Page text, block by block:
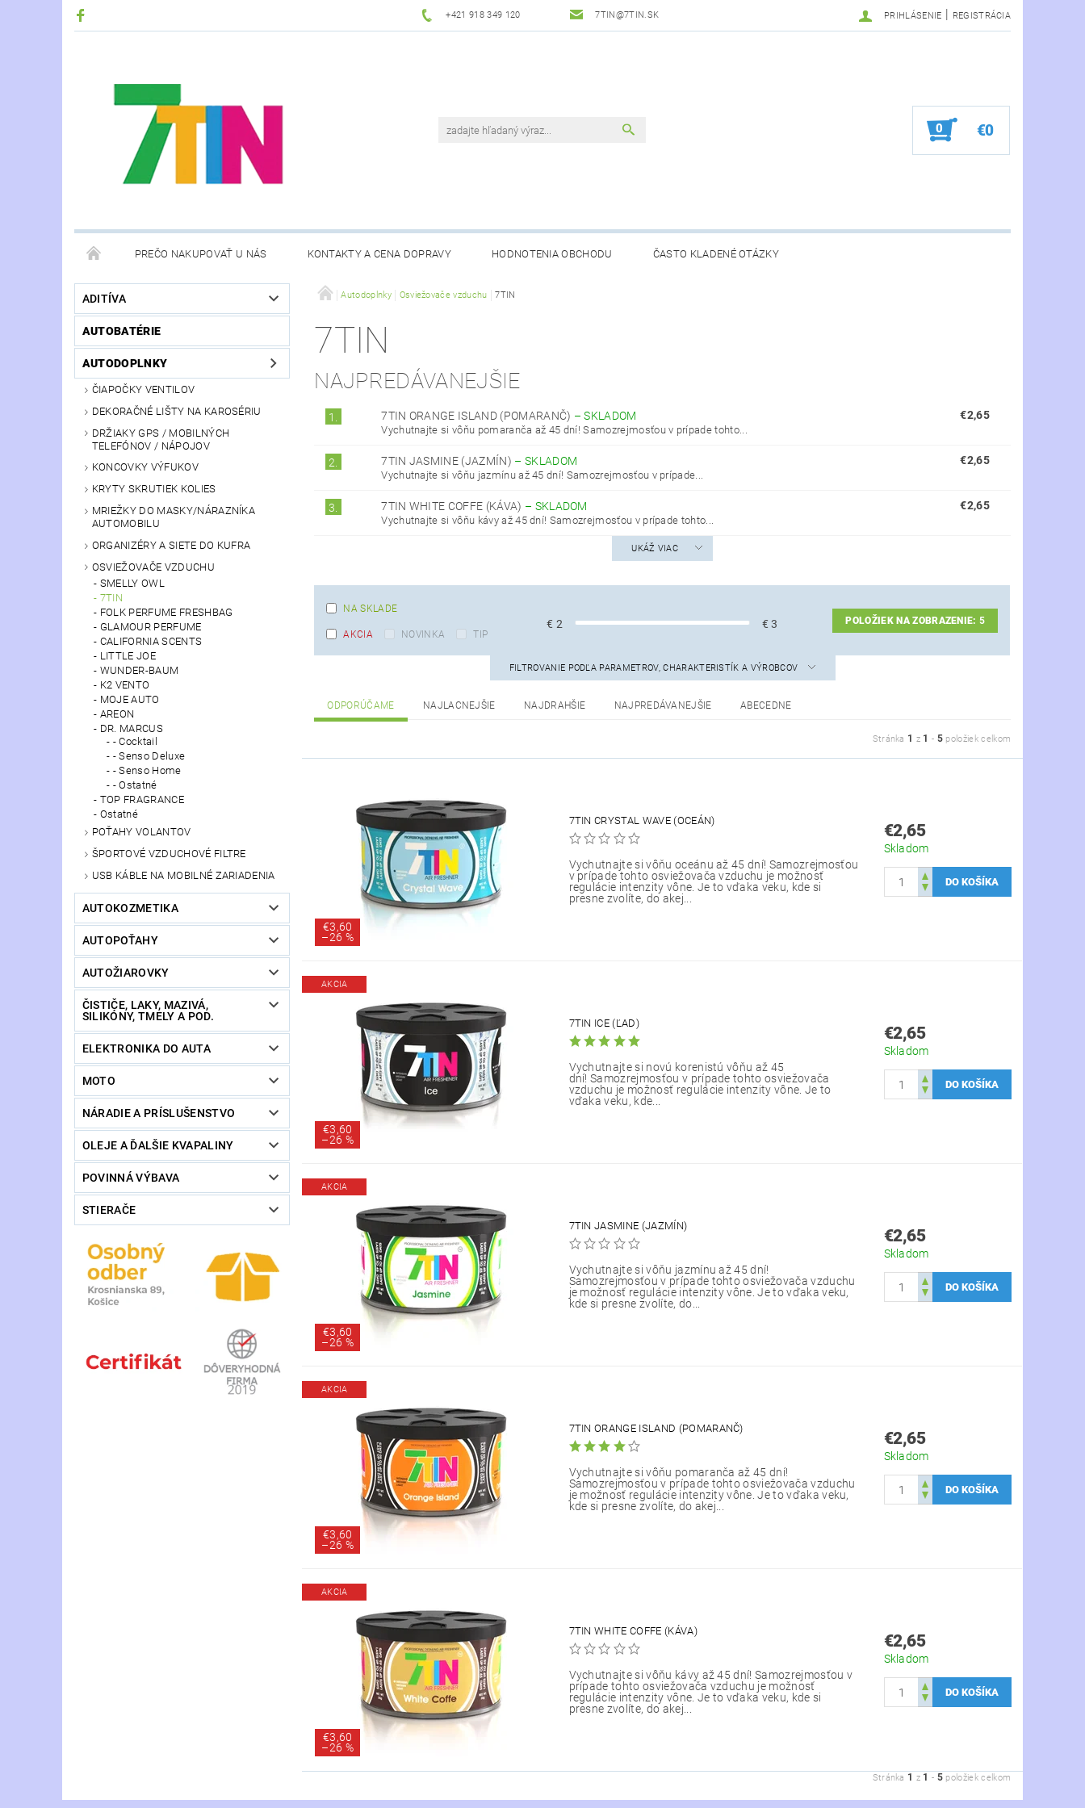
+421 918 349 120 7TIN@7TIN.SK PRIHLÁSENIE | REGISTRÁCIA
0 €0
PREČO NAKUPOVAŤ U NÁS KONTAKTY A CENA DOPRAVY HODNOTENIA OBCHODU ČASTO KLADENÉ OTÁZKY
ADITÍVA
AUTOBATÉRIE
AUTODOPLNKY
ČIAPOČKY VENTILOV
DEKORAČNÉ LIŠTY NA KAROSÉRIU
DRŽIAKY GPS / MOBILNÝCH
TELEFÓNOV / NÁPOJOV
KONCOVKY VÝFUKOV
KRYTY SKRUTIEK KOLIES
MRIEŽKY DO MASKY/NÁRAZNÍKA
AUTOMOBILU
ORGANIZÉRY A SIETE DO KUFRA
OSVIEŽOVAČE VZDUCHU
SMELLY OWL
7TIN
FOLK PERFUME FRESHBAG
GLAMOUR PERFUME
CALIFORNIA SCENTS
LITTLE JOE
WUNDER-BAUM
K2 VENTO
MOJE AUTO
AREON
DR. MARCUS
- Cocktail
- Senso Deluxe
- Senso Home
- Ostatné
TOP FRAGRANCE
Ostatné
POŤAHY VOLANTOV
ŠPORTOVÉ VZDUCHOVÉ FILTRE
USB KÁBLE NA MOBILNÉ ZARIADENIA
AUTOKOZMETIKA
AUTOPOŤAHY
AUTOŽIAROVKY
ČISTIČE, LAKY, MAZIVÁ,
SILIKÓNY, TMELY A POD.
ELEKTRONIKA DO AUTA
MOTO
NÁRADIE A PRÍSLUŠENSTVO
OLEJE A ĎALŠIE KVAPALINY
POVINNÁ VÝBAVA
STIERAČE
Autodoplnky Osviežovače vzduchu 7TIN
7TIN
NAJPREDÁVANEJŠIE
1. 7TIN ORANGE ISLAND (POMARANČ) –SKLADOM
Vychutnajte si vôňu pomaranča až 45 dní! Samozrejmosťou v prípade tohto...
€2,65
2. 7TIN JASMINE (JAZMÍN) – SKLADOM
Vychutnajte si vôňu jazmínu až 45 dní! Samozrejmosťou v prípade...
€2,65
3. 7TIN WHITE COFFE (KÁVA) – SKLADOM
Vychutnajte si vôňu kávy až 45 dní! Samozrejmosťou v prípade tohto...
€2,65
UKÁŽ VIAC
NA SKLADE
AKCIA NOVINKA TIP
€ 2 €3 POLOŽIEK NA ZOBRAZENIE:5
FILTROVANIE PODĽA PARAMETROV, CHARAKTERISTÍK A VÝROBCOV
ODPORÚČAME NAJLACNEJŠIE NAJDRAHŠIE NAJPREDÁVANEJŠIE ABECEDNE
Stránka 1 z 1 - 5 položiek celkom
€3,60
–26 %
7TIN CRYSTAL WAVE (OCEÁN)
Vychutnajte si vôňu oceánu až 45 dní! Samozrejmosťou
v prípade tohto osviežovača vzduchu je možnosť
regulácie intenzity vône. Je to vďaka veku, kde si
presne zvolíte, do akej...
€2,65
Skladom
AKCIA
€3,60
–26 %
7TIN ICE (ĽAD)
Vychutnajte si novú korenistú vôňu až 45
dní! Samozrejmosťou v prípade tohto osviežovača
vzduchu je možnosť regulácie intenzity vône. Je to
vďaka veku, kde...
€2,65
Skladom
AKCIA
€3,60
–26 %
7TIN JASMINE (JAZMÍN)
Vychutnajte si vôňu jazmínu až 45 dní!
Samozrejmosťou v prípade tohto osviežovača vzduchu
je možnosť regulácie intenzity vône. Je to vďaka veku,
kde si presne zvolíte, do...
€2,65
Skladom
AKCIA
€3,60
–26 %
7TIN ORANGE ISLAND (POMARANČ)
Vychutnajte si vôňu pomaranča až 45 dní!
Samozrejmosťou v prípade tohto osviežovača vzduchu
je možnosť regulácie intenzity vône. Je to vďaka veku,
kde si presne zvolíte, do akej...
€2,65
Skladom
AKCIA
€3,60
–26 %
7TIN WHITE COFFE (KÁVA)
Vychutnajte si vôňu kávy až 45 dní! Samozrejmosťou v
prípade tohto osviežovača vzduchu je možnosť
regulácie intenzity vône. Je to vďaka veku, kde si
presne zvolíte, do akej...
€2,65
Skladom
Stránka 1 z 1 - 5 položiek celkom